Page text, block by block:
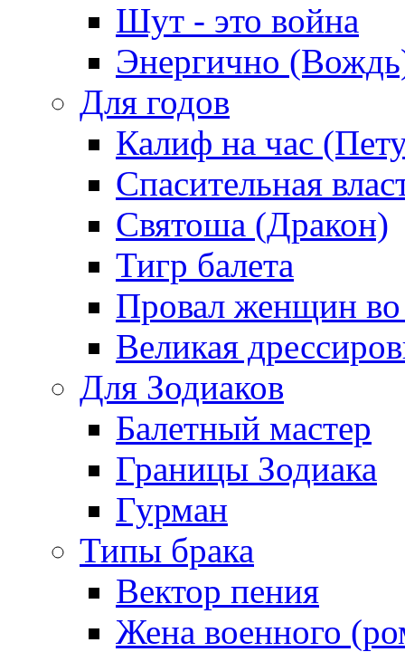
Шут - это война
Энергично
Для годов
Калиф на час
Спасительная
Святоша (Дракон)
Тигр балета
Провал женщин во
Великая
Для Зодиаков
Балетный мастер
Границы Зодиака
Гурман
Типы брака
Вектор пения
Жена военного